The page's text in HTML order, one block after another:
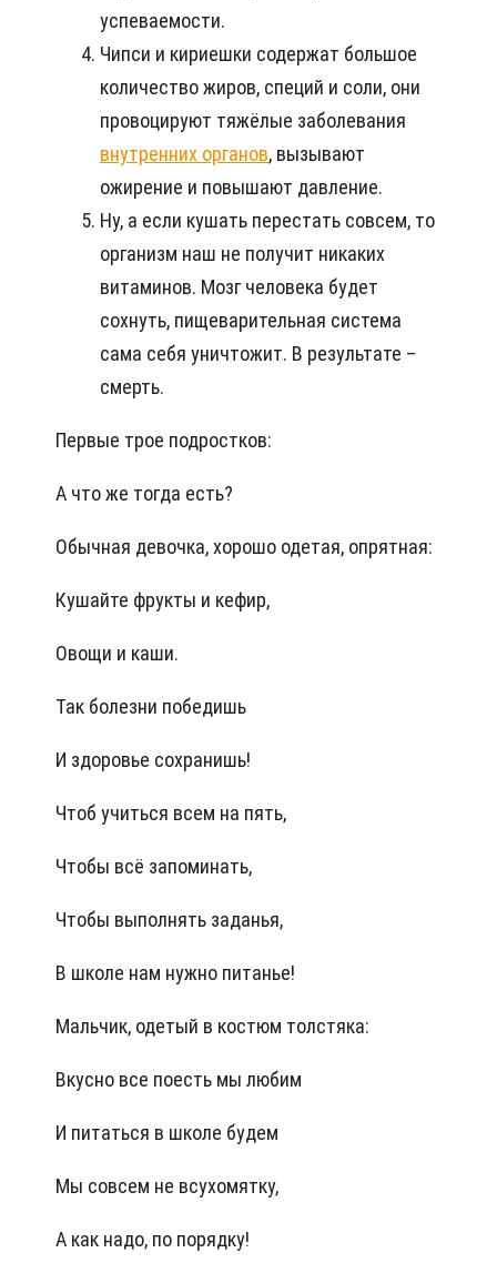
успеваемости.
Чипси и кириешки содержат большое
количество жиров, специй и соли, они
провоцируют тяжёлые заболевания
внутренних органов, вызывают
ожирение и повышают давление.
Ну, а если кушать перестать совсем, то
организм наш не получит никаких
витаминов. Мозг человека будет
сохнуть, пищеварительная система
сама себя уничтожит. В результате –
смерть.
Первые трое подростков:
А что же тогда есть?
Обычная девочка, хорошо одетая, опрятная:
Кушайте фрукты и кефир,
Овощи и каши.
Так болезни победишь
И здоровье сохранишь!
Чтоб учиться всем на пять,
Чтобы всё запоминать,
Чтобы выполнять заданья,
В школе нам нужно питанье!
Мальчик, одетый в костюм толстяка:
Вкусно все поесть мы любим
И питаться в школе будем
Мы совсем не всухомятку,
А как надо, по порядку!